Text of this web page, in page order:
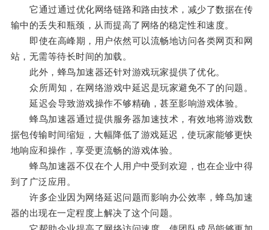
它通过通过优化网络链路和路由技术，减少了数据在传
输中的丢失和瓶颈，从而提高了网络的稳定性和速度。
即使在高峰期，用户依然可以流畅地访问各类网页和网
站，无需等待长时间的加载。
此外，蜂鸟加速器还针对游戏玩家提供了优化。
众所周知，在网络游戏中延迟是玩家避免不了的问题。
延迟会导致游戏操作不够精确，甚至影响游戏体验。
蜂鸟加速器通过提供服务器加速技术，有效地将游戏数
据包传输时间缩短，大幅降低了游戏延迟，使玩家能够更快
地响应和操作，享受更流畅的游戏体验。
蜂鸟加速器不仅在个人用户中受到欢迎，也在企业中得
到了广泛应用。
许多企业因为网络延迟问题而影响办公效率，蜂鸟加速
器的出现在一定程度上解决了这个问题。